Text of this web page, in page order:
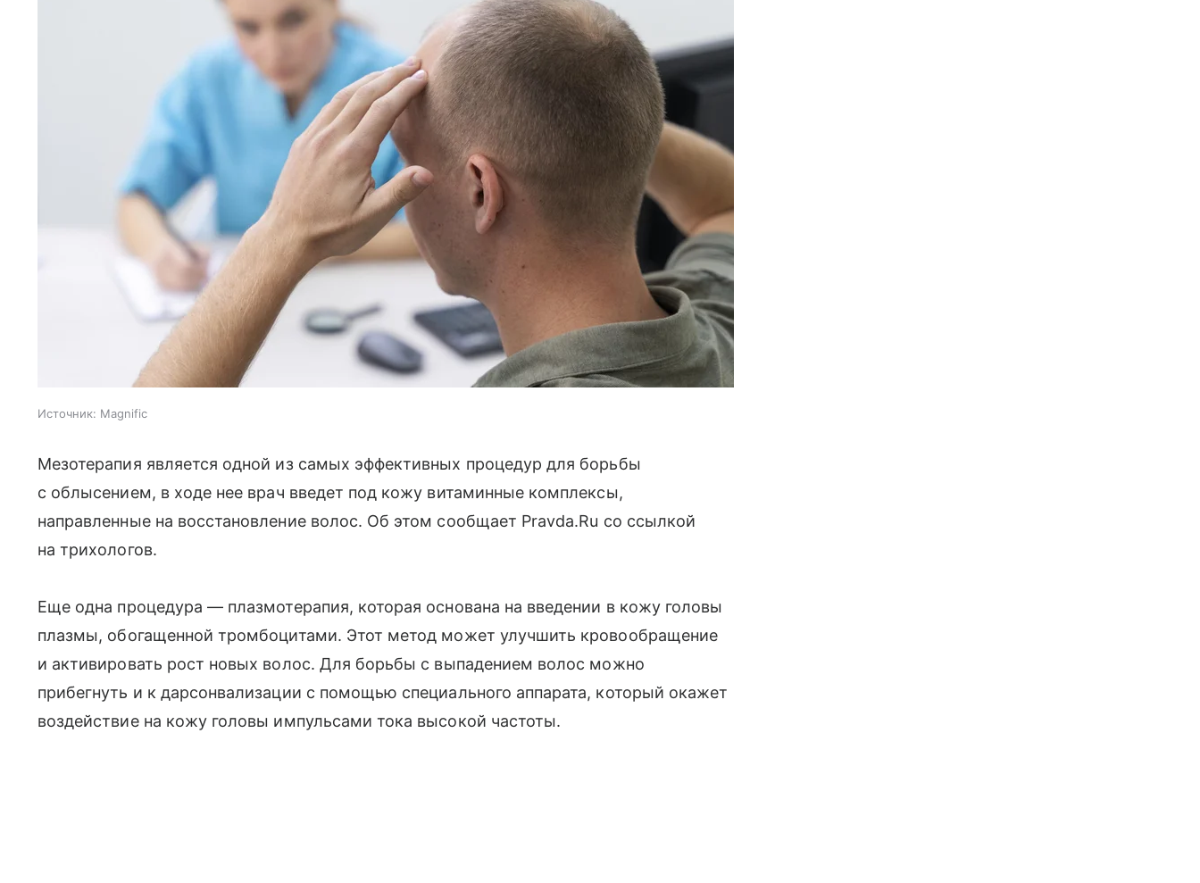
Источник: Magnific
Мезотерапия является одной из самых эффективных процедур для борьбы
с облысением, в ходе нее врач введет под кожу витаминные комплексы,
направленные на восстановление волос. Об этом сообщает Pravda.Ru со ссылкой
на трихологов.
Еще одна процедура — плазмотерапия, которая основана на введении в кожу головы
плазмы, обогащенной тромбоцитами. Этот метод может улучшить кровообращение
и активировать рост новых волос. Для борьбы с выпадением волос можно
прибегнуть и к дарсонвализации с помощью специального аппарата, который окажет
воздействие на кожу головы импульсами тока высокой частоты.